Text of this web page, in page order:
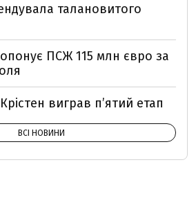
талановитого
ПСЖ 115 млн євро за
виграв п’ятий етап
ВСІ НОВИНИ